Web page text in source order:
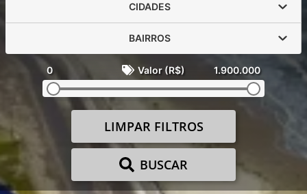
CIDADES
BAIRROS
0 Valor (R$) 1.900.000
LIMPAR FILTROS
BUSCAR